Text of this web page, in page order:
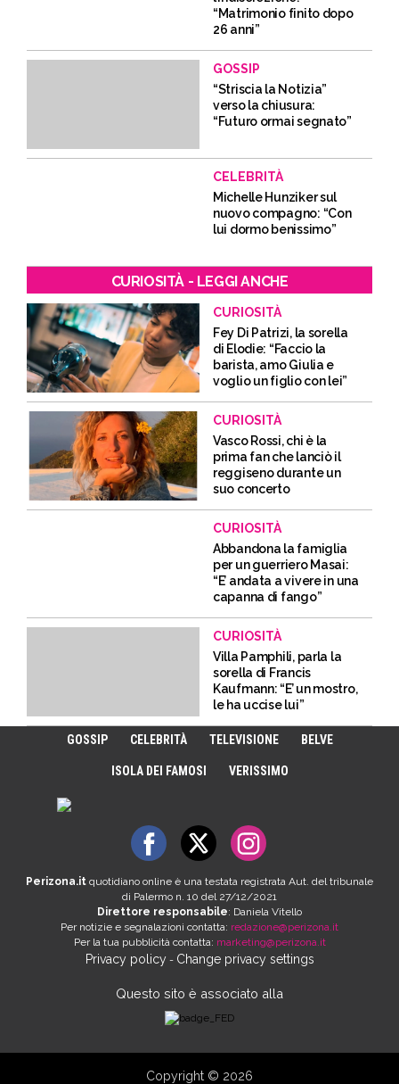
“Matrimonio finito dopo
26 anni”
GOSSIP
“Striscia la Notizia”
verso la chiusura:
“Futuro ormai segnato”
CELEBRITÀ
Michelle Hunziker sul
nuovo compagno: “Con
lui dormo benissimo”
CURIOSITÀ - LEGGI ANCHE
CURIOSITÀ
Fey Di Patrizi, la sorella
di Elodie: “Faccio la
barista, amo Giulia e
voglio un figlio con lei”
CURIOSITÀ
Vasco Rossi, chi è la
prima fan che lanciò il
reggiseno durante un
suo concerto
CURIOSITÀ
Abbandona la famiglia
per un guerriero Masai:
“E’ andata a vivere in una
capanna di fango”
CURIOSITÀ
Villa Pamphili, parla la
sorella di Francis
Kaufmann: “E’ un mostro,
le ha uccise lui”
GOSSIP CELEBRITÀ TELEVISIONE BELVE
ISOLA DEI FAMOSI VERISSIMO
Perizona.it quotidiano online è una testata registrata Aut. del tribunale
di Palermo n. 10 del 27/12/2021
Direttore responsabile: Daniela Vitello
Per notizie e segnalazioni contatta: redazione@perizona.it
Per la tua pubblicità contatta: marketing@perizona.it
Privacy policy- Change privacy settings
Questo sito è associato alla
Copyright © 2026